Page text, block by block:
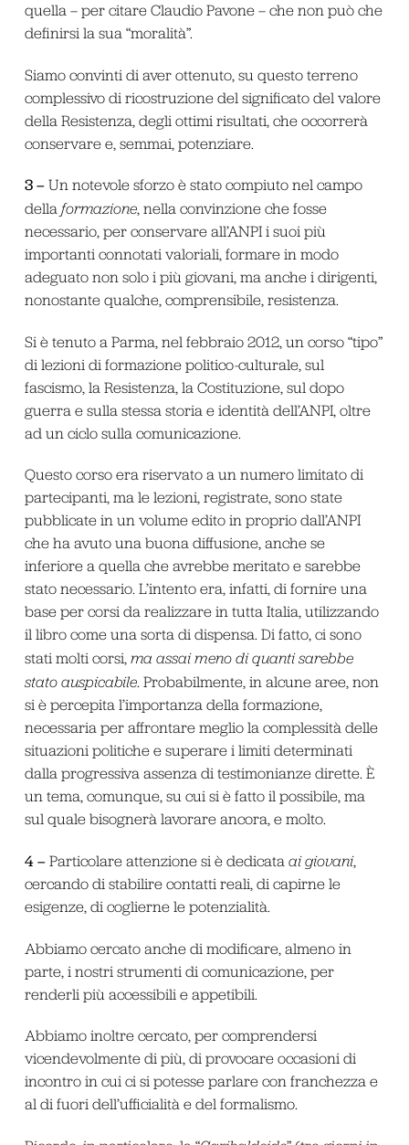
quella – per citare Claudio Pavone – che non può che
definirsi la sua “moralità”.
Siamo convinti di aver ottenuto, su questo terreno
complessivo di ricostruzione del significato del valore
della Resistenza, degli ottimi risultati, che occorrerà
conservare e, semmai, potenziare.
3 – Un notevole sforzo è stato compiuto nel campo
della formazione, nella convinzione che fosse
necessario, per conservare all’ANPI i suoi più
importanti connotati valoriali, formare in modo
adeguato non solo i più giovani, ma anche i dirigenti,
nonostante qualche, comprensibile, resistenza.
Si è tenuto a Parma, nel febbraio 2012, un corso “tipo”
di lezioni di formazione politico-culturale, sul
fascismo, la Resistenza, la Costituzione, sul dopo
guerra e sulla stessa storia e identità dell’ANPI, oltre
ad un ciclo sulla comunicazione.
Questo corso era riservato a un numero limitato di
partecipanti, ma le lezioni, registrate, sono state
pubblicate in un volume edito in proprio dall’ANPI
che ha avuto una buona diffusione, anche se
inferiore a quella che avrebbe meritato e sarebbe
stato necessario. L’intento era, infatti, di fornire una
base per corsi da realizzare in tutta Italia, utilizzando
il libro come una sorta di dispensa. Di fatto, ci sono
stati molti corsi, ma assai meno di quanti sarebbe
stato auspicabile. Probabilmente, in alcune aree, non
si è percepita l’importanza della formazione,
necessaria per affrontare meglio la complessità delle
situazioni politiche e superare i limiti determinati
dalla progressiva assenza di testimonianze dirette. È
un tema, comunque, su cui si è fatto il possibile, ma
sul quale bisognerà lavorare ancora, e molto.
4 – Particolare attenzione si è dedicata ai giovani,
cercando di stabilire contatti reali, di capirne le
esigenze, di coglierne le potenzialità.
Abbiamo cercato anche di modificare, almeno in
parte, i nostri strumenti di comunicazione, per
renderli più accessibili e appetibili.
Abbiamo inoltre cercato, per comprendersi
vicendevolmente di più, di provocare occasioni di
incontro in cui ci si potesse parlare con franchezza e
al di fuori dell’ufficialità e del formalismo.